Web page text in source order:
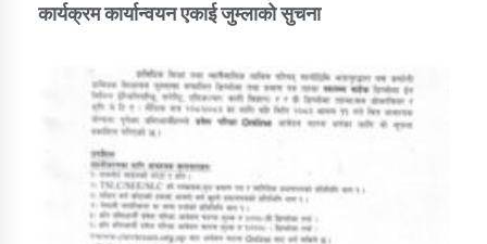
कार्यक्रम कार्यान्वयन एकाई जुम्लाको सुचना